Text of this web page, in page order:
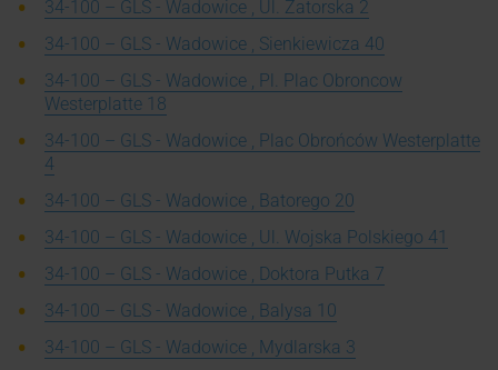
34-100 – GLS - Wadowice , Ul. Zatorska 2
34-100 – GLS - Wadowice , Sienkiewicza 40
34-100 – GLS - Wadowice , Pl. Plac Obroncow
Westerplatte 18
34-100 – GLS - Wadowice , Plac Obrońców Westerplatte
4
34-100 – GLS - Wadowice , Batorego 20
34-100 – GLS - Wadowice , Ul. Wojska Polskiego 41
34-100 – GLS - Wadowice , Doktora Putka 7
34-100 – GLS - Wadowice , Balysa 10
34-100 – GLS - Wadowice , Mydlarska 3